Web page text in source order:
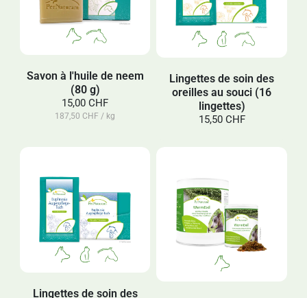
Savon à l'huile de neem
(80 g)
15,00 CHF
187,50 CHF / kg
Lingettes de soin des
oreilles au souci (16
lingettes)
15,50 CHF
Lingettes de soin des